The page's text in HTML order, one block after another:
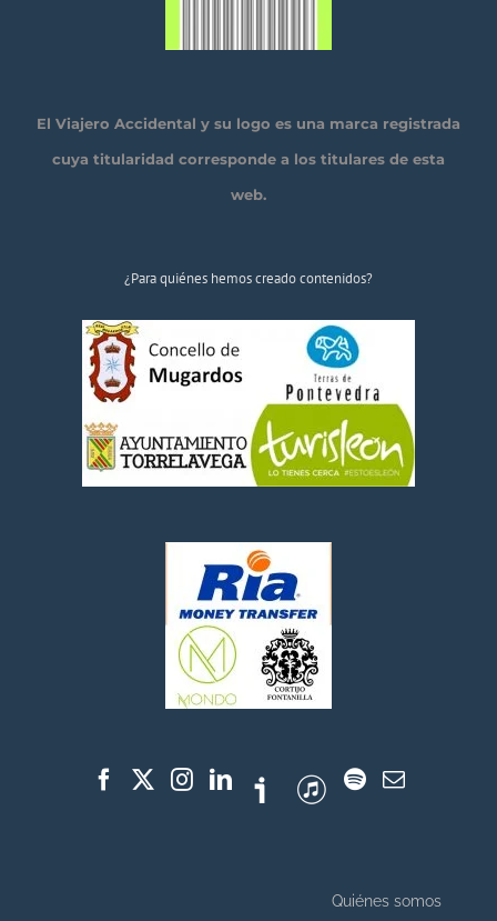
El Viajero Accidental y su logo es una marca registrada
cuya titularidad corresponde a los titulares de esta
web.
¿Para quiénes hemos creado contenidos?
Quiénes somos